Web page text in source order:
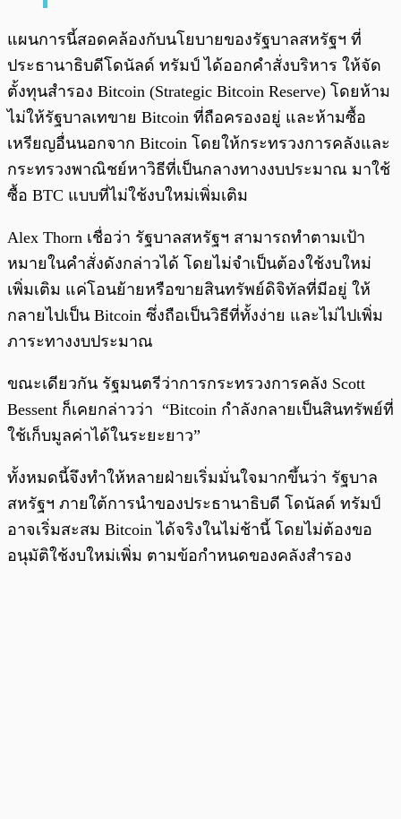
แผนการนี้สอดคล้องกับนโยบายของรัฐบาลสหรัฐฯ ที่
ประธานาธิบดีโดนัลด์ ทรัมป์ ได้ออกคำสั่งบริหาร ให้จัด
ตั้งทุนสำรอง Bitcoin (Strategic Bitcoin Reserve) โดยห้าม
ไม่ให้รัฐบาลเทขาย Bitcoin ที่ถือครองอยู่ และห้ามซื้อ
เหรียญอื่นนอกจาก Bitcoin โดยให้กระทรวงการคลังและ
กระทรวงพาณิชย์หาวิธีที่เป็นกลางทางงบประมาณ มาใช้
ซื้อ BTC แบบที่ไม่ใช้งบใหม่เพิ่มเติม
Alex Thorn เชื่อว่า รัฐบาลสหรัฐฯ สามารถทำตามเป้า
หมายในคำสั่งดังกล่าวได้ โดยไม่จำเป็นต้องใช้งบใหม่
เพิ่มเติม แค่โอนย้ายหรือขายสินทรัพย์ดิจิทัลที่มีอยู่ ให้
กลายไปเป็น Bitcoin ซึ่งถือเป็นวิธีที่ทั้งง่าย และไม่ไปเพิ่ม
ภาระทางงบประมาณ
ขณะเดียวกัน รัฐมนตรีว่าการกระทรวงการคลัง Scott
Bessent ก็เคยกล่าวว่า “Bitcoin กำลังกลายเป็นสินทรัพย์ที่
ใช้เก็บมูลค่าได้ในระยะยาว”
ทั้งหมดนี้จึงทำให้หลายฝ่ายเริ่มมั่นใจมากขึ้นว่า รัฐบาล
สหรัฐฯ ภายใต้การนำของประธานาธิบดี โดนัลด์ ทรัมป์
อาจเริ่มสะสม Bitcoin ได้จริงในไม่ช้านี้ โดยไม่ต้องขอ
อนุมัติใช้งบใหม่เพิ่ม ตามข้อกำหนดของคลังสำรอง